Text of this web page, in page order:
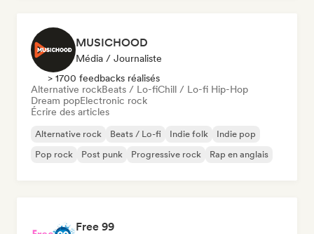
MUSICHOOD
Média / Journaliste
> 1700 feedbacks réalisés
Alternative rockBeats / Lo-fiChill / Lo-fi Hip-Hop
Dream popElectronic rock
Écrire des articles
Alternative rock Beats / Lo-fi Indie folk
Indie pop
Pop rock
Post punk Progressive rock Rap en anglais
Free 99